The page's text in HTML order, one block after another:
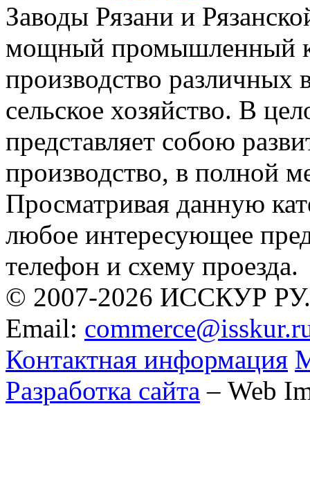
Заводы Рязани и
мощный промышленный
производство различных
сельское хозяйство. В
представляет собою
производство, в полной
Просматривая данную
любое интересующее
телефон и схему проезда.
© 2007-2026 ИССКУР РУ.
Email:
Контактная информация
Разработка сайта – Web